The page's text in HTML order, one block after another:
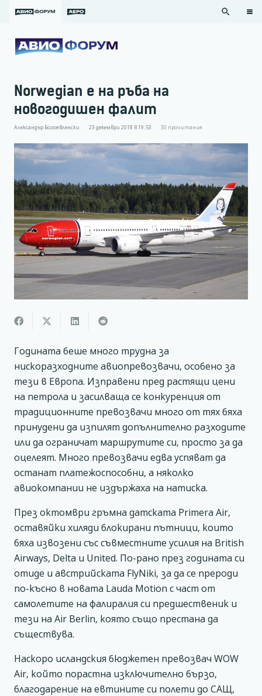
search
Norwegian е на ръба на
новогодишен фалит
Александър Богоявленски 23 декември 2018 в 19:53 30 прочитания
Годината беше много трудна за
нискоразходните авиопревозвачи, особено за
тези в Европа. Изправени пред растящи цени
на петрола и засилваща се конкуренция от
традиционните превозвачи много от тях бяха
принудени да изпилят допълнително разходите
или да ограничат маршрутите си, просто за да
оцелеят. Много превозвачи едва успяват да
останат платежоспособни, а няколко
авиокомпании не издържаха на натиска.
През октомври гръмна датската Primera Air,
оставяйки хиляди блокирани пътници, които
бяха извозени със съвместните усилия на British
Airways, Delta и United. По-рано през годината си
отиде и австрийската FlyNiki, за да се прероди
по-късно в новата Lauda Motion с част от
самолетите на фалиралия си предшественик и
тези на Air Berlin, която също престана да
съществува.
Наскоро исландския бюджетен превозвач WOW
Air, който порастна изключително бързо,
благодарение на евтините си полети до САЩ,